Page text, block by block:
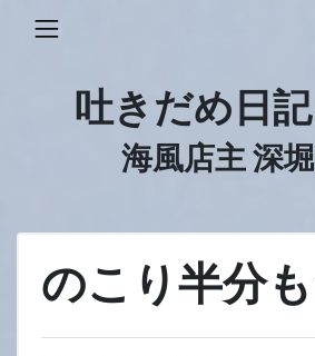
吐きだめ日
海風店主 深
のこり半分